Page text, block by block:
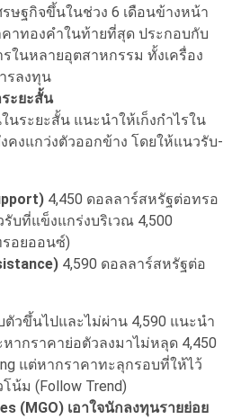
ษฐกิจขึ้นในช่วง 6 เดือนข้างหน้า
าทองคำในท้ายที่สุด ประกอบกับ
ในหลายอุตสาหกรรม ทั้งเครื่อง
รลงทุน
ะยะสั้น
ระยะสั้น แนะนำให้เก็งกำไรใน
คงแกว่งตัวออกข้าง โดยให้แนวรับ-
4,450 ดอลลาร์สหรัฐต่อทรอ
บที่แข็งแกร่งบริเวณ 4,500
อยออนซ์)
4,590 ดอลลาร์สหรัฐต่อ
วขึ้นไปและไม่ผ่าน 4,590 แนะนำ
ากราคาย่อตัวลงมาไม่หลุด 4,450
แต่หากราคาทะลุกรอบที่ให้ไว้
น้ม (Follow Trend)
(MGO) เอาใจนักลงทุนรายย่อย